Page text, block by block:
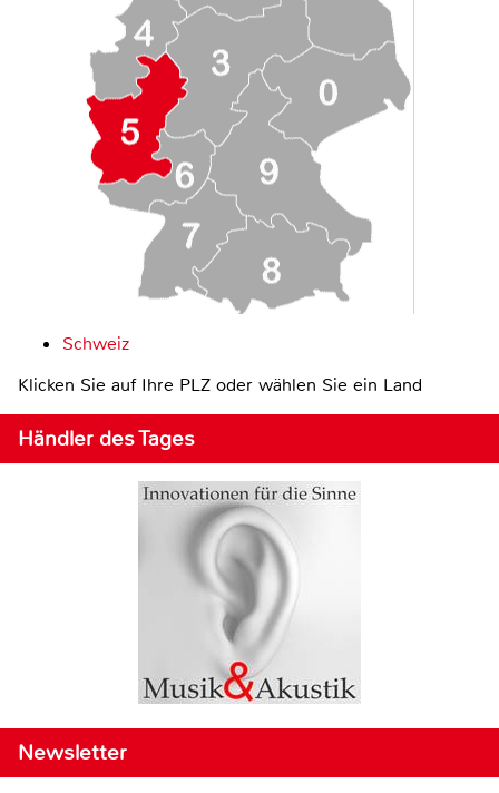
Schweiz
Klicken Sie auf Ihre PLZ oder wählen Sie ein Land
Händler des Tages
Newsletter